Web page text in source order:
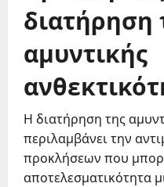
διατήρηση
αμυντικής
Η διατήρηση της
περιλαμβάνει την
προκλήσεων που
αποτελεσματικότητα